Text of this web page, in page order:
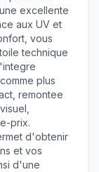
excellente
aux UV et
vous
technique
plus
remontee
prix.
d'obtenir
et vos
d'une